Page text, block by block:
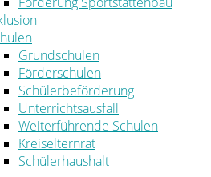
Grundschulen
Förderschulen
Schülerbeförderung
Unterrichtsausfall
Weiterführende Schulen
Kreiselternrat
Schülerhaushalt